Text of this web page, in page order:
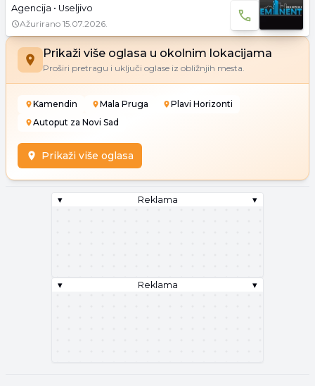
Agencija • Useljivo
Ažurirano 15.07.2026.
Prikaži više oglasa u okolnim lokacijama
Proširi pretragu i uključi oglase iz obližnjih mesta.
Kamendin Mala Pruga
Plavi Horizonti
Autoput za Novi Sad
Prikaži više oglasa
▾ Reklama ▾
▾ Reklama ▾